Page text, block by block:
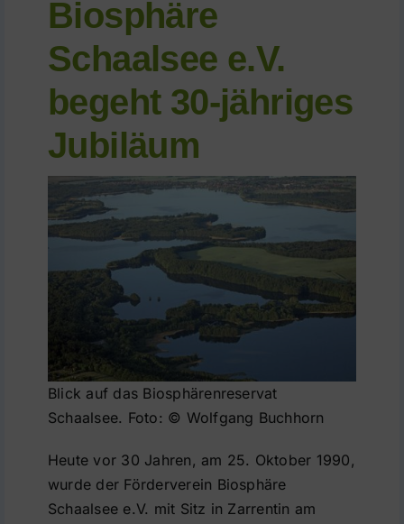
Führungen
Der Schaalsee
Förderverein
Kontakt
Karte
Shop
Biosphäre
Schaalsee e.V.
begeht 30-jähriges
Jubiläum
Blick auf das Biosphärenreservat
Schaalsee. Foto: © Wolfgang Buchhorn
Heute vor 30 Jahren, am 25. Oktober 1990,
wurde der Förderverein Biosphäre
Schaalsee e.V. mit Sitz in Zarrentin am